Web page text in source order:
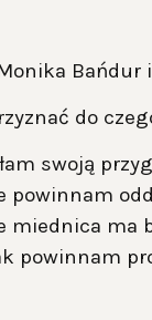
do
swoją
powinnam
miednica ma
powinnam